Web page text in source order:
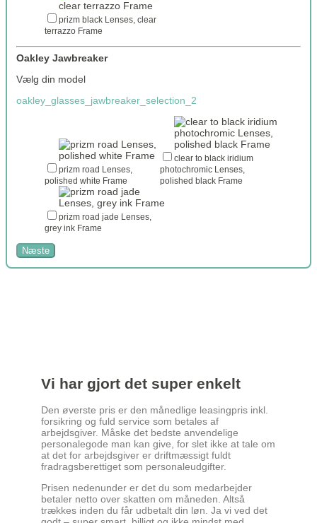
prizm black Lenses, clear
terrazzo Frame
Oakley Jawbreaker
Vælg din model
oakley_glasses_jawbreaker_selection_2
prizm road Lenses,
polished white Frame
clear to black iridium
photochromic Lenses,
polished black Frame
prizm road jade Lenses,
grey ink Frame
Næste
Vi har gjort det super enkelt
Den øverste pris er den månedlige leasingpris inkl.
forsikring og fuld service som betales af
arbejdsgiver. Måske det bedste anvendelige
personalegode man kan give, for slet ikke at tale om
at det for arbejdsgiver er driftmæssigt fuldt
fradragsberettiget som personaleudgifter.
Prisen nedenunder er det du som medarbejder
betaler netto over skatten om måneden. Altså
trækkes inden du får udbetalt din løn. Ja vi ved det